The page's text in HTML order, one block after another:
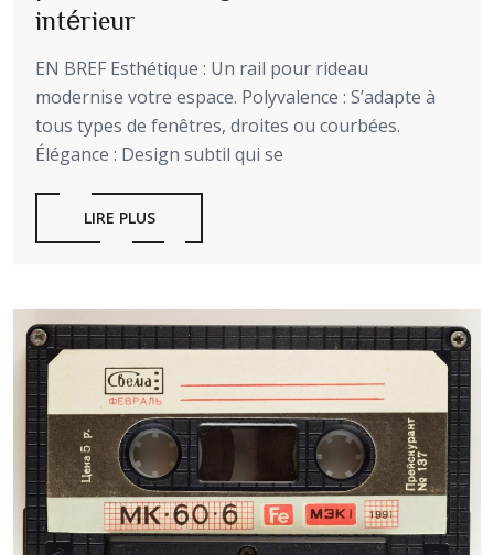
intérieur
EN BREF Esthétique : Un rail pour rideau
modernise votre espace. Polyvalence : S’adapte à
tous types de fenêtres, droites ou courbées.
Élégance : Design subtil qui se
LIRE PLUS